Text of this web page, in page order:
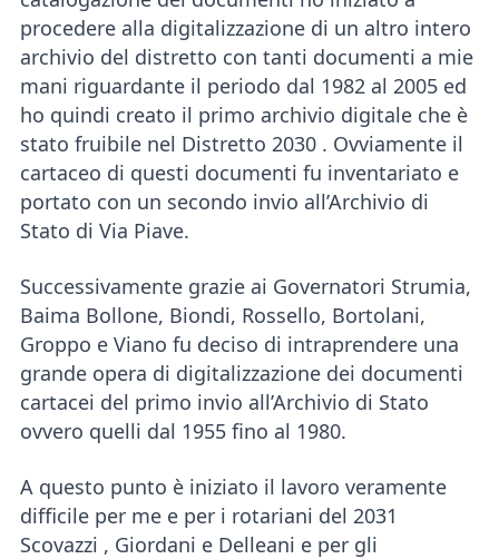
procedere alla digitalizzazione di un altro intero
archivio del distretto con tanti documenti a mie
mani riguardante il periodo dal 1982 al 2005 ed
ho quindi creato il primo archivio digitale che è
stato fruibile nel Distretto 2030 . Ovviamente il
cartaceo di questi documenti fu inventariato e
portato con un secondo invio all’Archivio di
Stato di Via Piave.
Successivamente grazie ai Governatori Strumia,
Baima Bollone, Biondi, Rossello, Bortolani,
Groppo e Viano fu deciso di intraprendere una
grande opera di digitalizzazione dei documenti
cartacei del primo invio all’Archivio di Stato
ovvero quelli dal 1955 fino al 1980.
A questo punto è iniziato il lavoro veramente
difficile per me e per i rotariani del 2031
Scovazzi , Giordani e Delleani e per gli